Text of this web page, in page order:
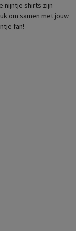
nijntje shirts zijn
om samen met jouw
fan!